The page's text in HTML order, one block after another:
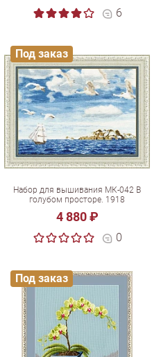
6
Набор для вышивания МК-042 В
голубом просторе. 1918
4 880 ₽
0
Под заказ
Под заказ